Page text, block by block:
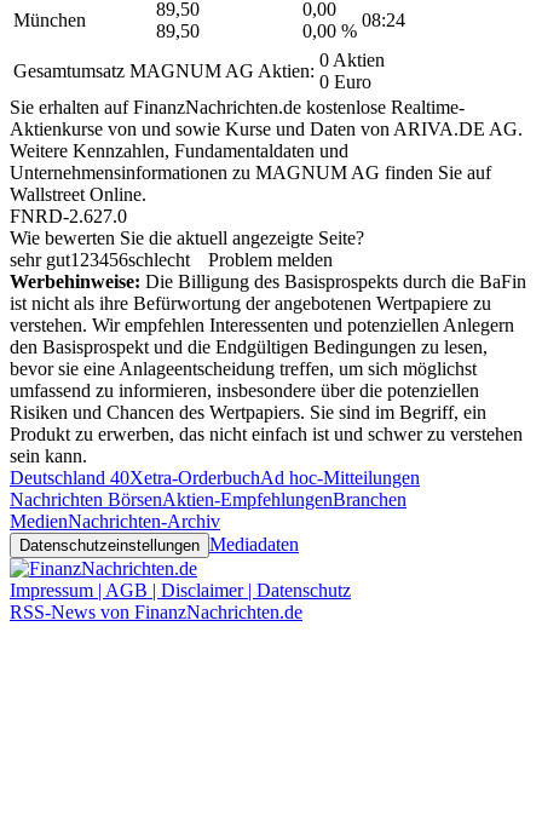
München
89,50
89,50
0,00
0,00 %
08:24
Gesamtumsatz MAGNUM AG Aktien:
0 Aktien
0 Euro
Sie erhalten auf FinanzNachrichten.de kostenlose Realtime-
Aktienkurse von und sowie Kurse und Daten von ARIVA.DE AG.
Weitere Kennzahlen, Fundamentaldaten und
Unternehmensinformationen zu MAGNUM AG finden Sie auf
Wallstreet Online.
FNRD-2.627.0
Wie bewerten Sie die aktuell angezeigte Seite?
sehr gut1 23456schlecht
Problem melden
Werbehinweise: Die Billigung des Basisprospekts durch die BaFin
ist nicht als ihre Befürwortung der angebotenen Wertpapiere zu
verstehen. Wir empfehlen Interessenten und potenziellen Anlegern
den Basisprospekt und die Endgültigen Bedingungen zu lesen,
bevor sie eine Anlageentscheidung treffen, um sich möglichst
umfassend zu informieren, insbesondere über die potenziellen
Risiken und Chancen des Wertpapiers. Sie sind im Begriff, ein
Produkt zu erwerben, das nicht einfach ist und schwer zu verstehen
sein kann.
Deutschland 40Xetra-OrderbuchAd hoc-Mitteilungen
Nachrichten BörsenAktien-EmpfehlungenBranchen
MedienNachrichten-Archiv
Datenschutzeinstellungen Mediadaten
Impressum | AGB | Disclaimer | Datenschutz
RSS-News von FinanzNachrichten.de